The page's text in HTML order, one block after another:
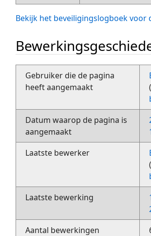
Bekijk het beveiligingslogboek voor
Gebruiker die de pagina
heeft aangemaakt
Datum waarop de pagina is
aangemaakt
Laatste bewerker
Laatste bewerking
Aantal bewerkingen